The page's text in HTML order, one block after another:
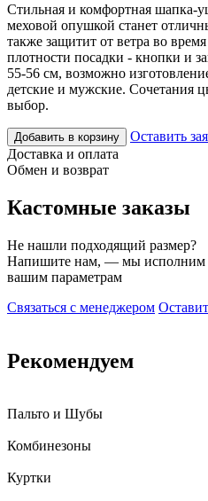
Стильная и комфортная шапка-
меховой опушкой станет
также защитит от ветра во
плотности посадки - кнопки и
55-56 см, возможно
детские и мужские. Сочетания
выбор.
Добавить в корзину
Оставить
Доставка и оплата
Обмен и возврат
Кастомные заказы
Не нашли подходящий размер?
Напишите нам, — мы исполним
вашим параметрам
Связаться с менеджером
Рекомендуем
Пальто и Шубы
Комбинезоны
Куртки